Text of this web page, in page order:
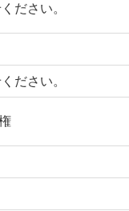
ださい。
ださい。